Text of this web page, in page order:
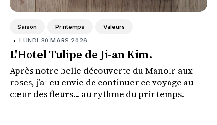
Saison Printemps Valeurs
• LUNDI 30 MARS 2026
L'Hotel Tulipe de Ji-an Kim.
Après notre belle découverte du Manoir aux
roses, j’ai eu envie de continuer ce voyage au
cœur des fleurs... au rythme du printemps.